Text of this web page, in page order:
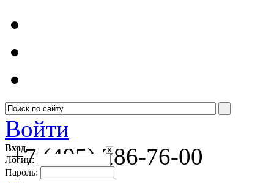
Войти
Вход
Логин:
Пароль:
+7 (495) 286-76-00